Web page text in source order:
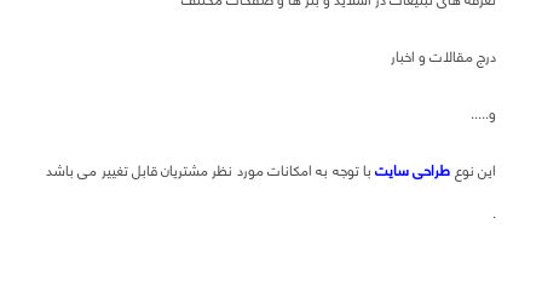
درج مقالات و اخبار
و.....
این نوعطراحی سایتبا توجه به امکانات مورد نظر مشتریان قابل تغییر می باشد
.